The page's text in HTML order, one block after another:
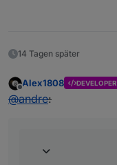
14 Tagen später
Offline
Alex1808 DEVELOPER
@andre: